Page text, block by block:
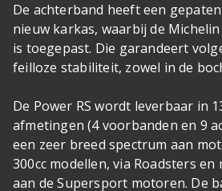
De achterband heeft een
nieuw karkas, waarbij de
is toegepast. Die garandeert
feilloze stabiliteit, zowel in de
De Power RS wordt leverbaar in
afmetingen (4 voorbanden en 9
een zeer breed spectrum aan
300cc modellen, via Roadsters
aan de Supersport motoren. De